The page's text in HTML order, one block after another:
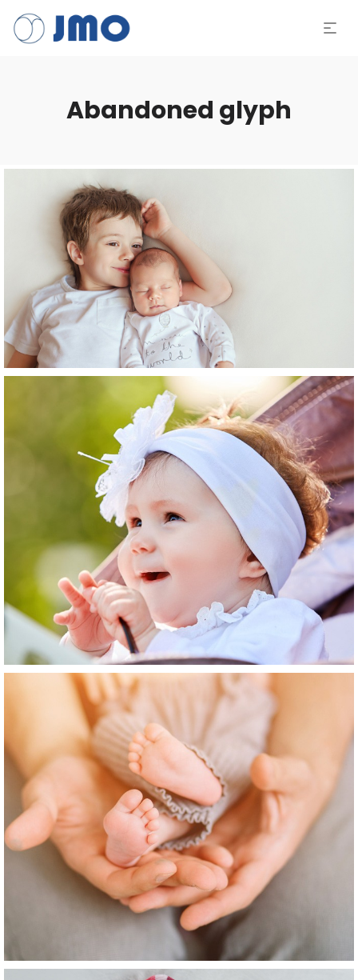
Abandoned glyph